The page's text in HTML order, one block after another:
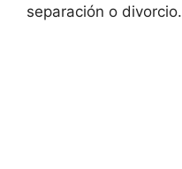
separación o divorcio.